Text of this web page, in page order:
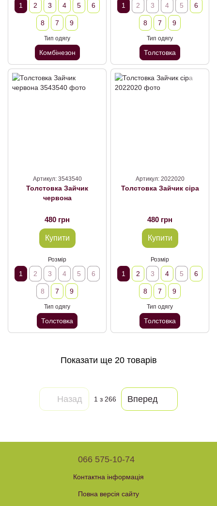
1 2 3 4 5 6
8 7 9
Тип одягу
Комбінезон
1 2 3 4 5 6
8 7 9
Тип одягу
Толстовка
Артикул: 3543540
Толстовка Зайчик
червона
480 грн
Купити
Розмір
1 2 3 4 5 6
8 7 9
Тип одягу
Толстовка
Артикул: 2022020
Толстовка Зайчик сіра
480 грн
Купити
Розмір
1 2 3 4 5 6
8 7 9
Тип одягу
Толстовка
Показати ще 20 товарів
Назад 1 з 266 Вперед
066 575-10-74
Контактна інформація
Повна версія сайту